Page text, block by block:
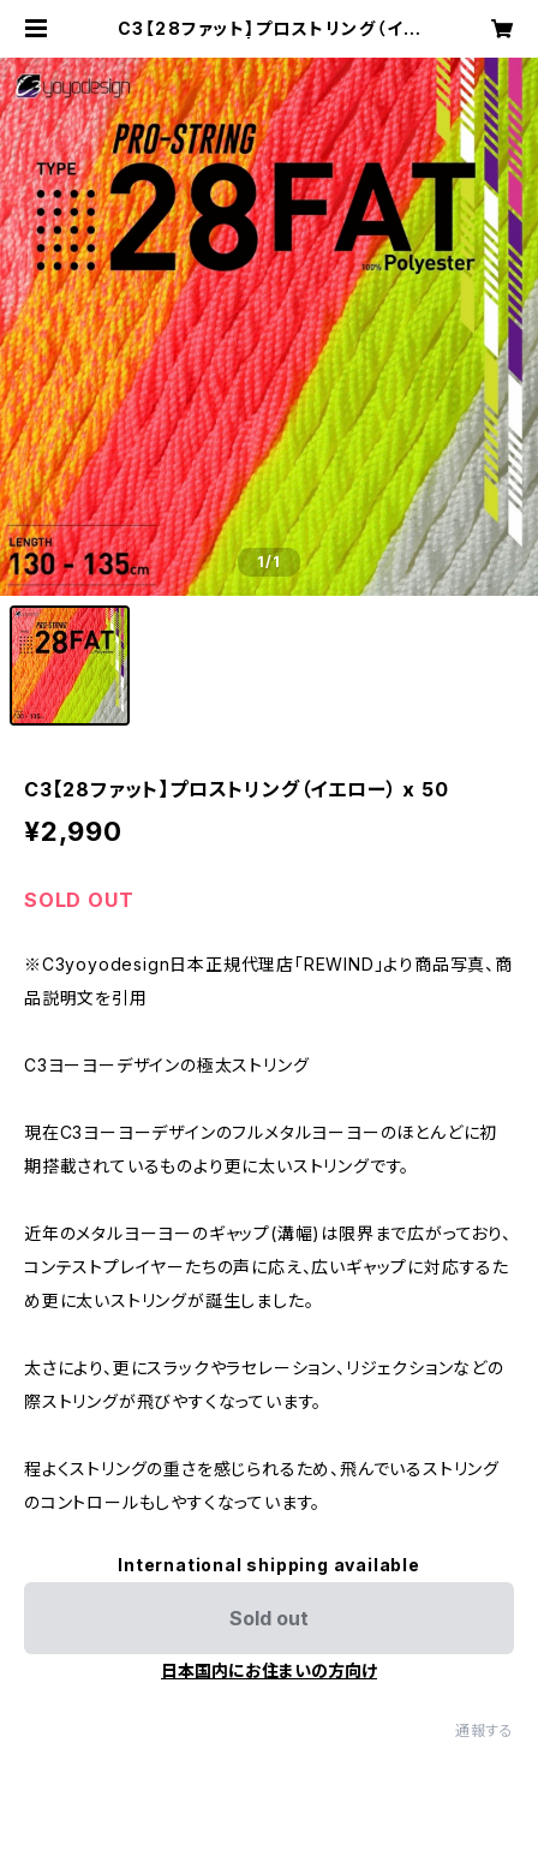
C3【28ファット】プロストリング（イエ
1/1
C3【28ファット】プロストリング（イエロー） x 50
¥2,990
SOLD OUT
※C3yoyodesign日本正規代理店「REWIND」より商品写真、商
品説明文を引用
C3ヨーヨーデザインの極太ストリング
現在C3ヨーヨーデザインのフルメタルヨーヨーのほとんどに初
期搭載されているものより更に太いストリングです。
近年のメタルヨーヨーのギャップ(溝幅)は限界まで広がっており、
コンテストプレイヤーたちの声に応え、広いギャップに対応するた
め更に太いストリングが誕生しました。
太さにより、更にスラックやラセレーション、リジェクションなどの
際ストリングが飛びやすくなっています。
程よくストリングの重さを感じられるため、飛んでいるストリング
のコントロールもしやすくなっています。
International shipping available
Sold out
日本国内にお住まいの方向け
通報する